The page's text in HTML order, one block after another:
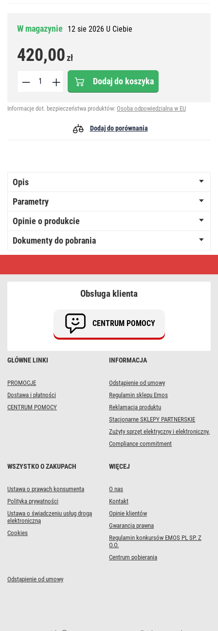
W magazynie 12 sie 2026 U Ciebie
420,00zł
Dodaj do koszyka
Informacje dot. bezpieczeństwa produktów: Osoba odpowiedzialna w EU
Dodaj do porównania
Opis
Parametry
Opinie o produkcie
Dokumenty do pobrania
GŁÓWNE LINKI
PROMOCJE
Dostawa i płatności
CENTRUM POMOCY
INFORMACJA
Odstąpienie od umowy
Regulamin sklepu Emos
Reklamacja produktu
Stacjonarne SKLEPY PARTNERSKIE
Zużyty sprzęt elektryczny i elektroniczny.
Compliance commitment
WSZYSTKO O ZAKUPACH
Ustawa o prawach konsumenta
Polityka prywatności
Ustawa o świadczeniu usług drogą
elektroniczną
Cookies
WIĘCEJ
O nas
Kontakt
Opinie klientów
Gwarancja prawna
Regulamin konkursów EMOS PL SP. Z
O.O.
Centrum pobierania
Odstąpienie od umowy
Obsługa klienta
CENTRUM POMOCY